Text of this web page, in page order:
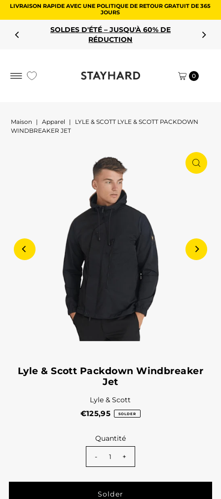
LIVRAISON RAPIDE AVEC UNE POLITIQUE DE RETOUR GRATUIT DE 365
JOURS
SOLDES D'ÉTÉ – JUSQU'À 60% DE
RÉDUCTION
0
Maison | Apparel |
LYLE & SCOTT LYLE & SCOTT PACKDOWN
WINDBREAKER JET
Lyle & Scott Packdown Windbreaker
Jet
Lyle & Scott
€125,95 SOLDER
Quantité
- +